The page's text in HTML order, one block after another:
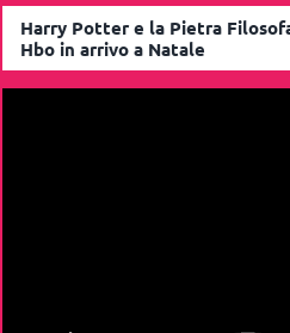
Harry Potter e la Pietra
Hbo in arrivo a Natale